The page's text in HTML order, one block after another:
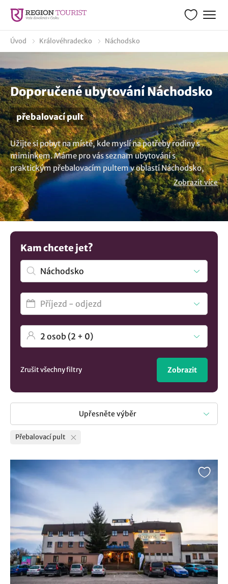
Úvod Královéhradecko Náchodsko
Doporučené ubytování Náchodsko
přebalovací pult
Užijte si pobyt na místě, kde myslí na potřeby rodiny s
miminkem. Máme pro vás seznam ubytování s
praktickým přebalovacím pultem v oblasti Náchodsko,
kde si užijete pohodový pobyt se vším všudy. Přebalovací
pult je skvělým pomocníkem, který vám usnadní péči o
děti. Zarezervujte si dovolenou a přijďte si odpočinout, kde
se můžete spolehnout na kvalitní vybavení pro vaši rodinu.
Potřebujete více možností? Prohlédněte si víceubytování v
lokalitě Náchodsko
Zobrazit více
Kam chcete jet?
Zrušit všechny filtry Zobrazit
Upřesněte výběr
Přebalovací pult